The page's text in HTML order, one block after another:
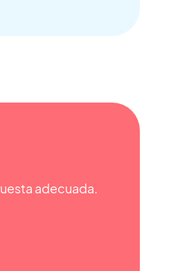
adecuada.